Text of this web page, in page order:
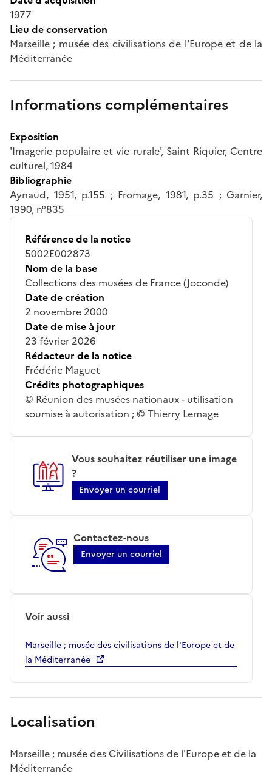
1977
Lieu de conservation
Marseille ; musée des civilisations de l'Europe et de la
Méditerranée
Informations complémentaires
Exposition
'Imagerie populaire et vie rurale', Saint Riquier, Centre
culturel, 1984
Bibliographie
Aynaud, 1951, p.155 ; Fromage, 1981, p.35 ; Garnier,
1990, n°835
Référence de la notice
5002E002873
Nom de la base
Collections des musées de France (Joconde)
Date de création
2 novembre 2000
Date de mise à jour
23 février 2026
Rédacteur de la notice
Frédéric Maguet
Crédits photographiques
© Réunion des musées nationaux - utilisation
soumise à autorisation ; © Thierry Lemage
Vous souhaitez réutiliser une image
?
Envoyer un courriel
Contactez-nous
Envoyer un courriel
Voir aussi
Marseille ; musée des civilisations de l'Europe et de
la Méditerranée
Localisation
Marseille ; musée des Civilisations de l'Europe et de la
Méditerranée